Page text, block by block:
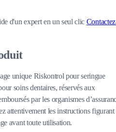
d'un expert en un seul clic
unique Riskontrol pour seringue
soins dentaires, réservés aux
par les organismes
attentivement les instructions figurant
avant toute utilisation.